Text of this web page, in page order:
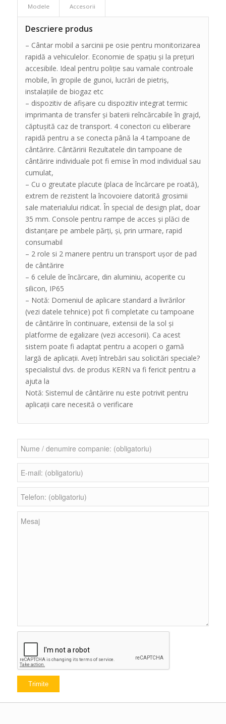
Modele Accesorii
Descriere produs
– Cântar mobil a sarcinii pe osie pentru monitorizarea
rapidă a vehiculelor. Economie de spațiu și la prețuri
accesibile. Ideal pentru poliție sau vamale controale
mobile, în gropile de gunoi, lucrări de pietriș,
instalațiile de biogaz etc
– dispozitiv de afișare cu dispozitiv integrat termic
imprimanta de transfer și baterii reîncărcabile în grajd,
căptușită caz ​​de transport. 4 conectori cu eliberare
rapidă pentru a se conecta până la 4 tampoane de
cântărire. Cântăririi Rezultatele din tampoane de
cântărire individuale pot fi emise în mod individual sau
cumulat,
– Cu o greutate placute (placa de încărcare pe roată),
extrem de rezistent la încovoiere datorită grosimii
sale materialului ridicat. În special de design plat, doar
35 mm. Console pentru rampe de acces și plăci de
distanțare pe ambele părți, și, prin urmare, rapid
consumabil
– 2 role si 2 manere pentru un transport ușor de pad
de cântărire
– 6 celule de încărcare, din aluminiu, acoperite cu
silicon, IP65
– Notă: Domeniul de aplicare standard a livrărilor
(vezi datele tehnice) pot fi completate cu tampoane
de cântărire în continuare, extensii de la sol și
platforme de egalizare (vezi accesorii). Ca acest
sistem poate fi adaptat pentru a acoperi o gamă
largă de aplicații. Aveți întrebări sau solicitări speciale?
specialistul dvs. de produs KERN va fi fericit pentru a
ajuta la
Notă: Sistemul de cântărire nu este potrivit pentru
aplicații care necesită o verificare